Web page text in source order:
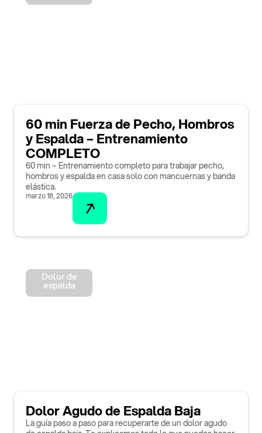
60 min Fuerza de Pecho, Hombros
y Espalda – Entrenamiento
COMPLETO
60 min – Entrenamiento completo para trabajar pecho,
hombros y espalda en casa solo con mancuernas y banda
elástica.
marzo 18, 2026
Dolor de
espalda
Dolor Agudo de Espalda Baja
La guía paso a paso para recuperarte de un dolor agudo